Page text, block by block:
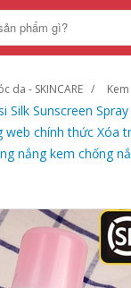
da - SKINCARE
Silk Sunscreen
web chính thức Xóa
nắng kem chống